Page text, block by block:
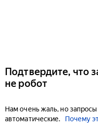
Подтвердите, что
не робот
Нам очень жаль, но
автоматические.
Почему